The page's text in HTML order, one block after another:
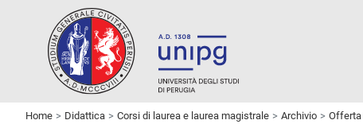
Home Didattica Corsi di laurea e laurea magistrale Archivio Offerta